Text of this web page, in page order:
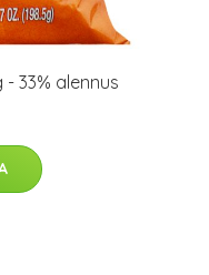
33% alennus